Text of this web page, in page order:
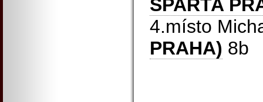
SPARTA
4.místo
PRAHA) 8b